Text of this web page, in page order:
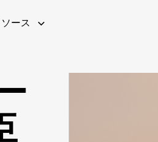
ース
仕組み
ビナー(英語)